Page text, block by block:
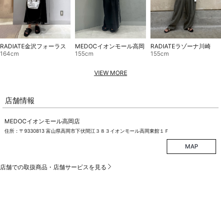
RADIATE金沢フォーラス
164cm
MEDOCイオンモール高岡
155cm
RADIATEラゾーナ川崎
155cm
VIEW MORE
店舗情報
MEDOCイオンモール高岡店
住所：〒9330813 富山県高岡市下伏間江３８３イオンモール高岡東館１Ｆ
MAP
店舗での取扱商品・店舗サービスを見る